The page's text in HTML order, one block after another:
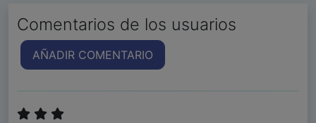
Comentarios de los usuarios
AÑADIR COMENTARIO